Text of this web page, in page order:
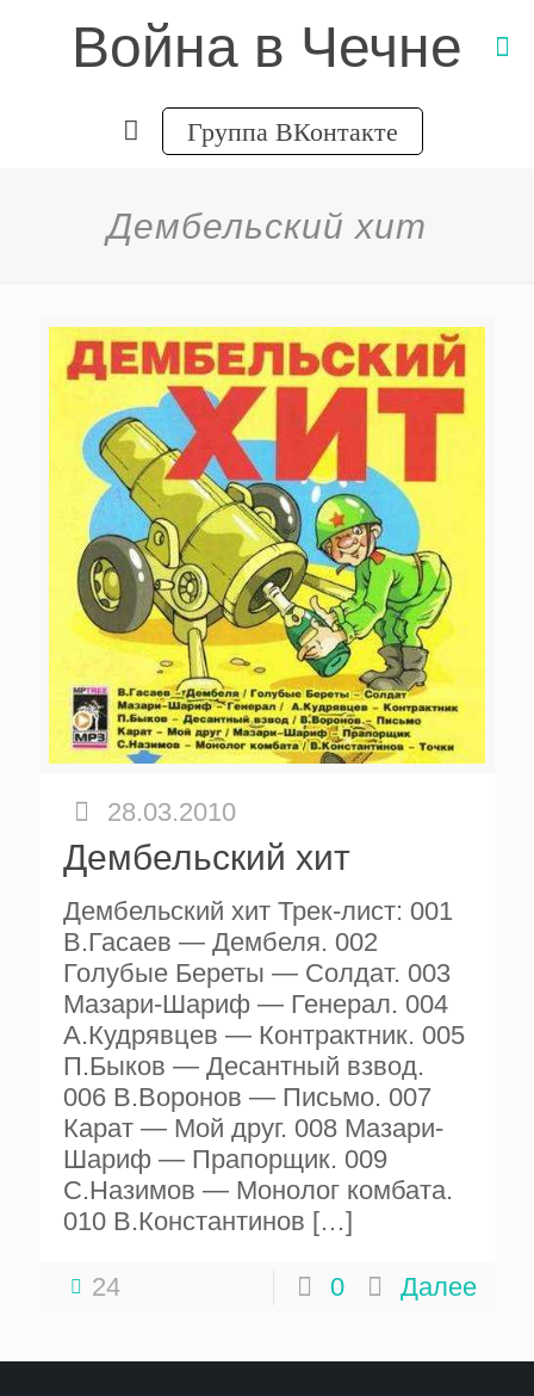
Война в Чечне
Группа ВКонтакте
Дембельский хит
28.03.2010
Дембельский хит
Дембельский хит Трек-лист: 001
В.Гасаев — Дембеля. 002
Голубые Береты — Солдат. 003
Мазари-Шариф — Генерал. 004
А.Кудрявцев — Контрактник. 005
П.Быков — Десантный взвод.
006 В.Воронов — Письмо. 007
Карат — Мой друг. 008 Мазари-
Шариф — Прапорщик. 009
С.Назимов — Монолог комбата.
010 В.Константинов […]
24 0 Далее